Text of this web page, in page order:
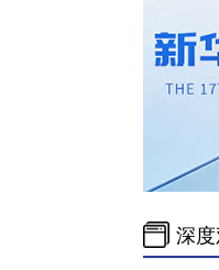
深度